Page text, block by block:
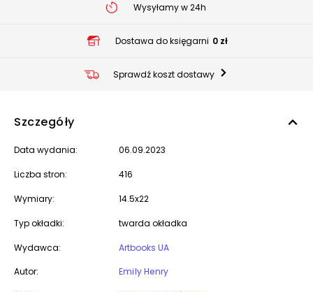
Wysyłamy w 24h
Dostawa do księgarni 0 zł
Sprawdź koszt dostawy
Szczegóły
Data wydania: 06.09.2023
Liczba stron: 416
Wymiary: 14.5x22
Typ okładki: twarda okładka
Wydawca:
Artbooks UA
Autor:
Emily Henry